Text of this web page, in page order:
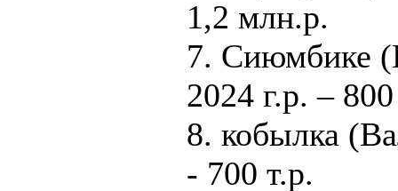
1,2 млн.р.
7. Сиюмбике
2024 г.р. –
8. кобылка
- 700 т.р.